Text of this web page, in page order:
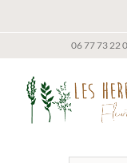
06 77 73 22